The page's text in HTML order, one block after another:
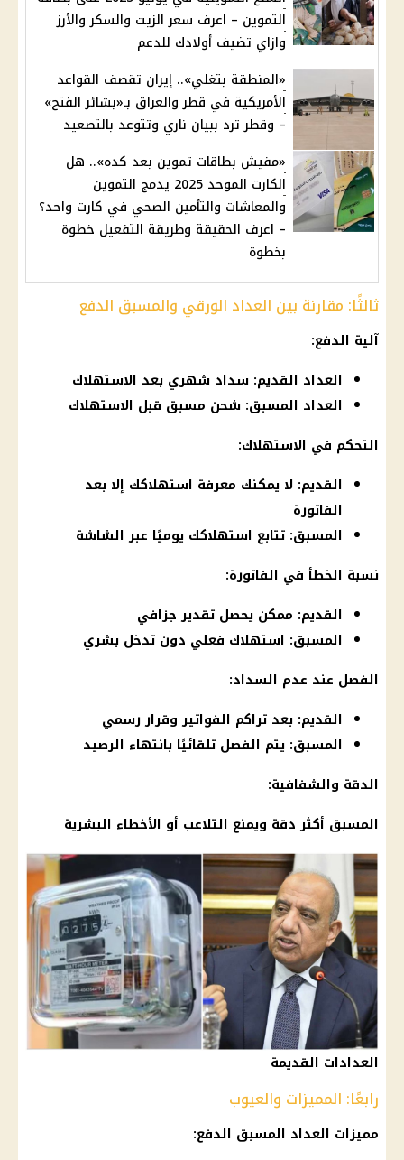
التموين – اعرف سعر الزيت والسكر والأرز
وازاي تضيف أولادك للدعم
«المنطقة بتغلي».. إيران تقصف القواعد
الأمريكية في قطر والعراق بـ«بشائر الفتح»
– وقطر ترد ببيان ناري وتتوعد بالتصعيد
«مفيش بطاقات تموين بعد كده».. هل
الكارت الموحد 2025 يدمج التموين
والمعاشات والتأمين الصحي في كارت واحد؟
– اعرف الحقيقة وطريقة التفعيل خطوة
بخطوة
ثالثًا: مقارنة بين العداد الورقي والمسبق الدفع
آلية الدفع:
العداد القديم: سداد شهري بعد الاستهلاك
العداد المسبق: شحن مسبق قبل الاستهلاك
التحكم في الاستهلاك:
القديم: لا يمكنك معرفة استهلاكك إلا بعد
الفاتورة
المسبق: تتابع استهلاكك يوميًا عبر الشاشة
نسبة الخطأ في الفاتورة:
القديم: ممكن يحصل تقدير جزافي
المسبق: استهلاك فعلي دون تدخل بشري
الفصل عند عدم السداد:
القديم: بعد تراكم الفواتير وقرار رسمي
المسبق: يتم الفصل تلقائيًا بانتهاء الرصيد
الدقة والشفافية:
المسبق أكثر دقة ويمنع التلاعب أو الأخطاء البشرية
العدادات القديمة
رابعًا: المميزات والعيوب
مميزات العداد المسبق الدفع: